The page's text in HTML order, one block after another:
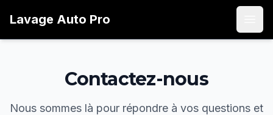
Lavage Auto Pro
Contactez-nous
Nous sommes là pour répondre à vos questions et